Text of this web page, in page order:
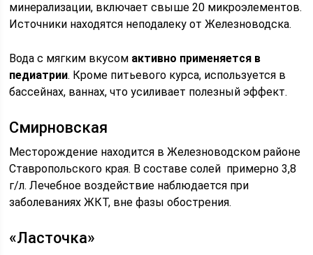
минерализации, включает свыше 20 микроэлементов.
Источники находятся неподалеку от Железноводска.
Вода с мягким вкусом активно применяется в
педиатрии. Кроме питьевого курса, используется в
бассейнах, ваннах, что усиливает полезный эффект.
Смирновская
Месторождение находится в Железноводском районе
Ставропольского края. В составе солей примерно 3,8
г/л. Лечебное воздействие наблюдается при
заболеваниях ЖКТ, вне фазы обострения.
«Ласточка»